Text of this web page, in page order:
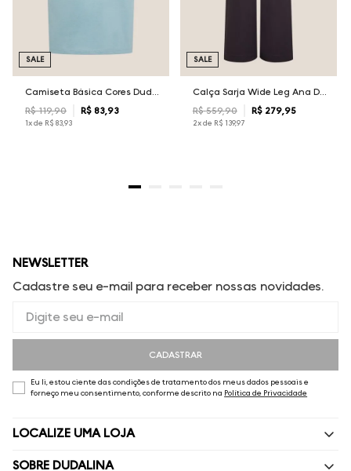
R$ 119,90 R$ 83, 93
1x de R$ 83,93
SALE
Calça Sarja Wide Leg Ana Dudalina Feminina
R$ 559,90 R$ 279, 95
2x de R$ 139,97
SALE
NEWSLETTER
Cadastre seu e-mail para receber nossas novidades.
CADASTRAR
Eu li, estou ciente das condições de tratamento dos meus dados pessoais e
forneço meu consentimento, conforme descrito na Política de Privacidade
LOCALIZE UMA LOJA
SOBRE DUDALINA